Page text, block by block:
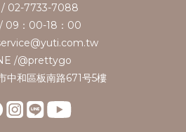
/ 02-7733-7088
09：00-18：00
/@prettygo
中和區板南路671号5樓